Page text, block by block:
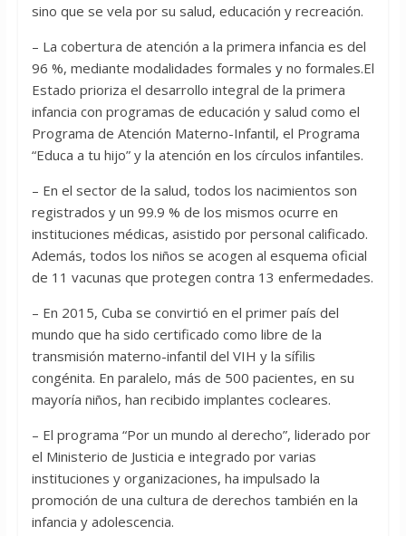
sino que se vela por su salud, educación y recreación.
– La cobertura de atención a la primera infancia es del
96 %, mediante modalidades formales y no formales.El
Estado prioriza el desarrollo integral de la primera
infancia con programas de educación y salud como el
Programa de Atención Materno-Infantil, el Programa
“Educa a tu hijo” y la atención en los círculos infantiles.
– En el sector de la salud, todos los nacimientos son
registrados y un 99.9 % de los mismos ocurre en
instituciones médicas, asistido por personal calificado.
Además, todos los niños se acogen al esquema oficial
de 11 vacunas que protegen contra 13 enfermedades.
– En 2015, Cuba se convirtió en el primer país del
mundo que ha sido certificado como libre de la
transmisión materno-infantil del VIH y la sífilis
congénita. En paralelo, más de 500 pacientes, en su
mayoría niños, han recibido implantes cocleares.
– El programa “Por un mundo al derecho”, liderado por
el Ministerio de Justicia e integrado por varias
instituciones y organizaciones, ha impulsado la
promoción de una cultura de derechos también en la
infancia y adolescencia.